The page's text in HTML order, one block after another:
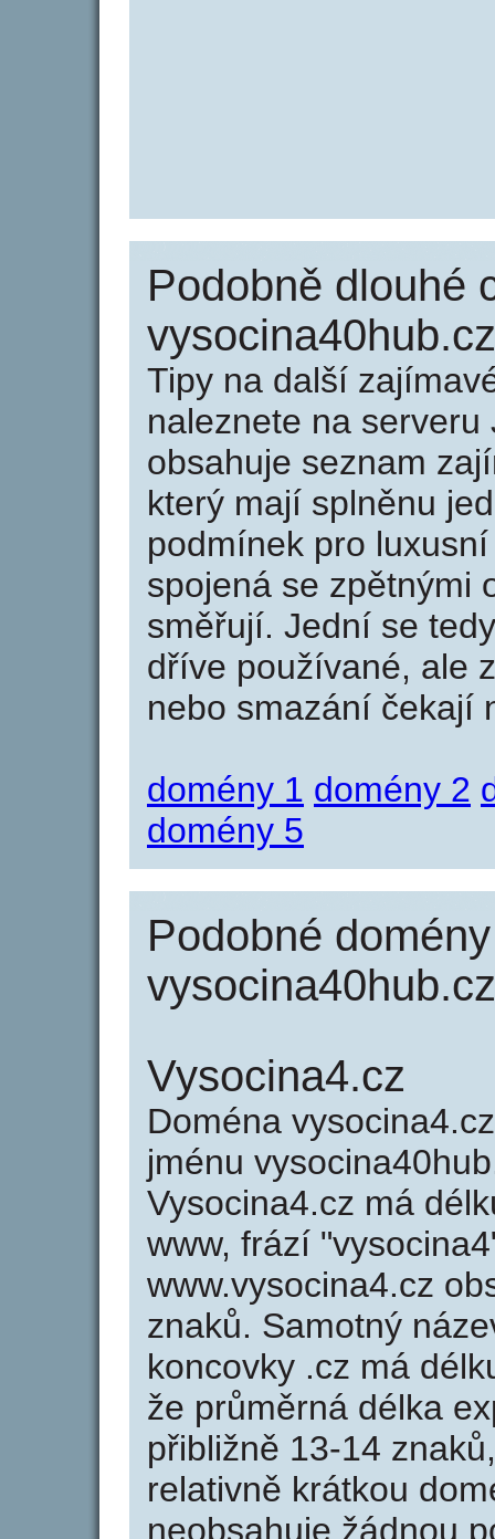
Podobně dlouhé
vysocina40hub.cz
Tipy na další
naleznete na serveru
obsahuje seznam
který mají splněnu
podmínek pro
spojená se zpětnými
směřují. Jední se
dříve používané, ale
nebo smazání čekají
domény 1 domény 2
domény 5
Podobné
vysocina40hub.cz
Vysocina4.cz
Doména
jménu
Vysocina4.cz má
www, frází
www.vysocina4.cz
znaků. Samotný
koncovky .cz má
že průměrná délka
přibližně 13-14
relativně krátkou
neobsahuje žádnou